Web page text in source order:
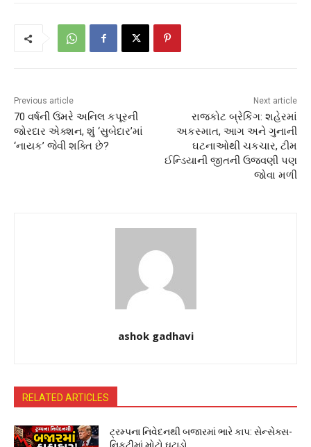
Previous article
70 વર્ષની ઉંમરે અનિલ કપૂરની
જોરદાર એક્શન, શું ‘સુબેદાર’માં
‘નાયક’ જેવી શક્તિ છે?
Next article
રાજકોટ બ્રેકિંગ: શહેરમાં
અકસ્માત, આગ અને ગુનાની
ઘટનાઓથી ચકચાર, ટીમ
ઈન્ડિયાની જીતની ઉજવણી પણ
જોવા મળી
ashok gadhavi
RELATED ARTICLES
ટ્રમ્પના નિવેદનથી બજારમાં ભારે કાપ: સેન્સેક્સ-